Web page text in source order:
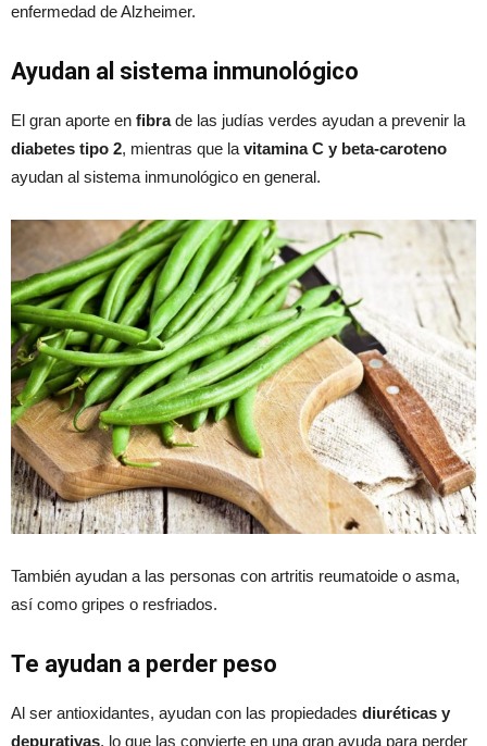
enfermedad de Alzheimer.
Ayudan al sistema inmunológico
El gran aporte en fibrade las judías verdes ayudan a prevenir la
diabetes tipo 2, mientras que la vitamina C y beta-caroteno
ayudan al sistema inmunológico en general.
También ayudan a las personas con artritis reumatoide o asma,
así como gripes o resfriados.
Te ayudan a perder peso
Al ser antioxidantes, ayudan con las propiedades diuréticas y
depurativas, lo que las convierte en una gran ayuda para perder